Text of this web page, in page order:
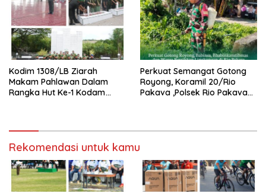
Kodim 1308/LB Ziarah
Makam Pahlawan Dalam
Rangka Hut Ke-1 Kodam
Perkuat Semangat Gotong
Royong, Koramil 20/Rio
Pakava ,Polsek Rio Pakava
Rekomendasi untuk kamu